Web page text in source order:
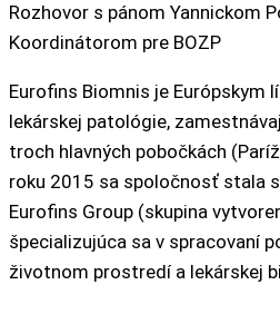
Rozhovor s pánom Yannickom
Koordinátorom pre BOZP
Eurofins Biomnis je Európskym
lekárskej patológie,
troch hlavných pobočkách
roku 2015 sa spoločnosť stala
Eurofins Group (skupina
špecializujúca sa v spracovaní
životnom prostredí a lekárskej